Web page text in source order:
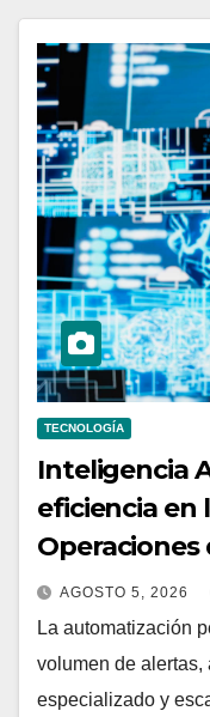
TECNOLOGÍA
Inteligencia
eficiencia en
Operaciones
AGOSTO 5, 2026
La automatización
volumen de alertas,
especializado y